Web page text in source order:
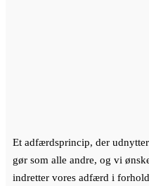
Et adfærdsprincip, der
gør som alle andre, og vi
indretter vores adfærd i